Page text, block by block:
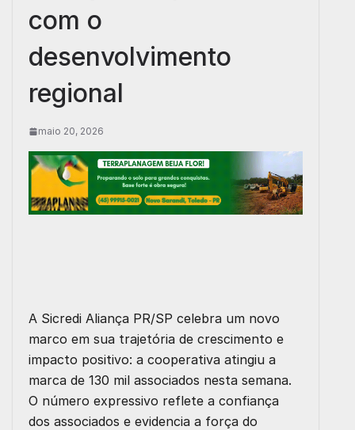
com o
desenvolvimento
regional
maio 20, 2026
A Sicredi Aliança PR/SP celebra um novo
marco em sua trajetória de crescimento e
impacto positivo: a cooperativa atingiu a
marca de 130 mil associados nesta semana.
O número expressivo reflete a confiança
dos associados e evidencia a força do